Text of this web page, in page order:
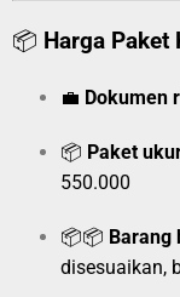
📦 Harga
💼 Dokumen
📦 Paket
550.000
📦📦 Barang
disesuaikan,